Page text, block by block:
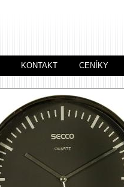
KONTAKT CENÍKY